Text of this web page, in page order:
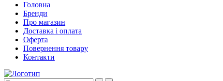
Головна
Бренди
Про магазин
Доставка і оплата
Оферта
Повернення товару
Контакти